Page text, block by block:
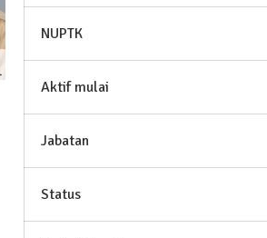
NUPTK
Aktif mulai
Jabatan
Status